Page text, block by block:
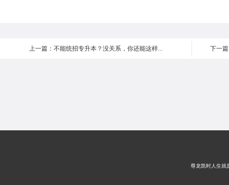
上一篇：不能统招专升本？没关系，你还能这样... 下一
尊龙凯时人生就